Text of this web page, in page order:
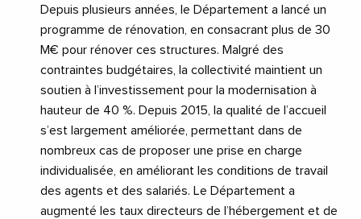
Depuis plusieurs années, le Département a lancé un
programme de rénovation, en consacrant plus de 30
M€ pour rénover ces structures. Malgré des
contraintes budgétaires, la collectivité maintient un
soutien à l’investissement pour la modernisation à
hauteur de 40 %. Depuis 2015, la qualité de l’accueil
s’est largement améliorée, permettant dans de
nombreux cas de proposer une prise en charge
individualisée, en améliorant les conditions de travail
des agents et des salariés. Le Département a
augmenté les taux directeurs de l’hébergement et de